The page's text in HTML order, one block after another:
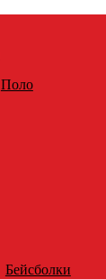
Поло
Бейсболки